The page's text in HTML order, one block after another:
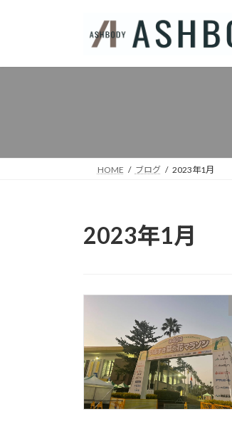
プ
動
HOME ブログ 2023年1月
2023年1月